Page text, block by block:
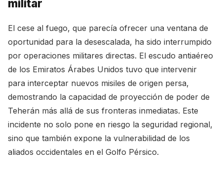
militar
El cese al fuego, que parecía ofrecer una ventana de
oportunidad para la desescalada, ha sido interrumpido
por operaciones militares directas. El escudo antiaéreo
de los Emiratos Árabes Unidos tuvo que intervenir
para interceptar nuevos misiles de origen persa,
demostrando la capacidad de proyección de poder de
Teherán más allá de sus fronteras inmediatas. Este
incidente no solo pone en riesgo la seguridad regional,
sino que también expone la vulnerabilidad de los
aliados occidentales en el Golfo Pérsico.